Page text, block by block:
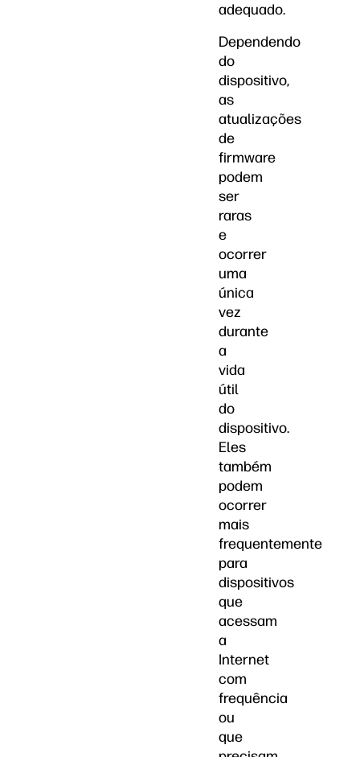
adequado.
Dependendo
do
dispositivo,
as
atualizações
de
firmware
podem
ser
raras
e
ocorrer
uma
única
vez
durante
a
vida
útil
do
dispositivo.
Eles
também
podem
ocorrer
mais
frequentemente
para
dispositivos
que
acessam
a
Internet
com
frequência
ou
que